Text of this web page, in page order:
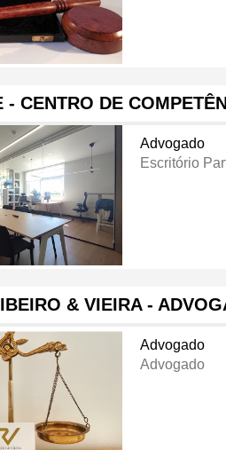
- CENTRO DE
Advogado
Escritório
& VIEIRA -
Advogado
Advogado